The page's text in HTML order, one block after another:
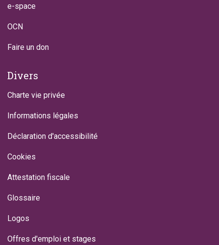
e-space
OCN
Faire un don
Divers
Charte vie privée
Informations légales
Déclaration d'accessibilité
Cookies
Attestation fiscale
Glossaire
Logos
Offres d'emploi et stages